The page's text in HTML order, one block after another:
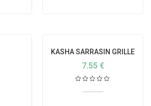
KASHA SARRASIN GRILLE
BIO
7.55 €